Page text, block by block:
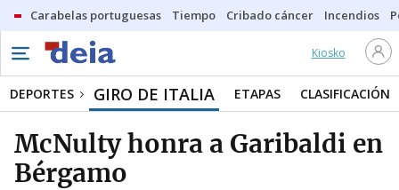
Carabelas portuguesas Tiempo Cribado cáncer Incendios
Kiosko
DEPORTES GIRO DE ITALIA ETAPAS CLASIFICACIÓN
McNulty honra a Garibaldi en
Bérgamo